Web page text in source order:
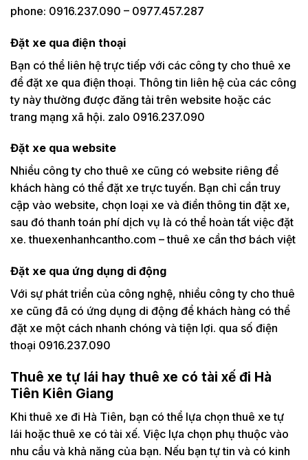
phone: 0916.237.090 – 0977.457.287
Đặt xe qua điện thoại
Bạn có thể liên hệ trực tiếp với các công ty cho thuê xe
để đặt xe qua điện thoại. Thông tin liên hệ của các công
ty này thường được đăng tải trên website hoặc các
trang mạng xã hội. zalo 0916.237.090
Đặt xe qua website
Nhiều công ty cho thuê xe cũng có website riêng để
khách hàng có thể đặt xe trực tuyến. Bạn chỉ cần truy
cập vào website, chọn loại xe và điền thông tin đặt xe,
sau đó thanh toán phí dịch vụ là có thể hoàn tất việc đặt
xe. thuexenhanhcantho.com – thuê xe cần thơ bách việt
Đặt xe qua ứng dụng di động
Với sự phát triển của công nghệ, nhiều công ty cho thuê
xe cũng đã có ứng dụng di động để khách hàng có thể
đặt xe một cách nhanh chóng và tiện lợi. qua số điện
thoại 0916.237.090
Thuê xe tự lái hay thuê xe có tài xế đi Hà
Tiên Kiên Giang
Khi thuê xe đi Hà Tiên, bạn có thể lựa chọn thuê xe tự
lái hoặc thuê xe có tài xế. Việc lựa chọn phụ thuộc vào
nhu cầu và khả năng của bạn. Nếu bạn tự tin và có kinh